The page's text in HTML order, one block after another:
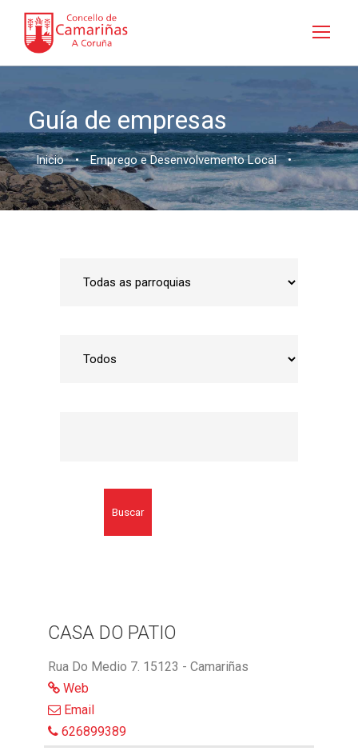
Guía de empresas
Inicio • Emprego e Desenvolvemento Local •
Buscar
CASA DO PATIO
Rua Do Medio 7. 15123 - Camariñas
Web
Email
626899389